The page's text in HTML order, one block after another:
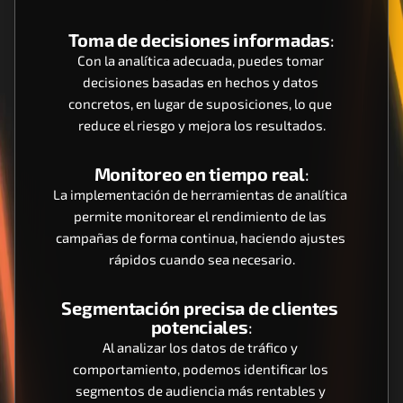
Toma de decisiones informadas:
Con la analítica adecuada, puedes tomar
decisiones basadas en hechos y datos
concretos, en lugar de suposiciones, lo que
reduce el riesgo y mejora los resultados.
Monitoreo en tiempo real:
La implementación de herramientas de analítica
permite monitorear el rendimiento de las
campañas de forma continua, haciendo ajustes
rápidos cuando sea necesario.
Segmentación precisa de clientes
potenciales:
Al analizar los datos de tráfico y
comportamiento, podemos identificar los
segmentos de audiencia más rentables y